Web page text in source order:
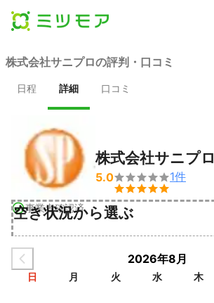
株式会社サニプロの評判・口コミ
日程 詳細 口コミ
事業者確認済
株式会社サニプロ
5.0

1件
空き状況から選ぶ
2026年8月
日 月 火 水 木